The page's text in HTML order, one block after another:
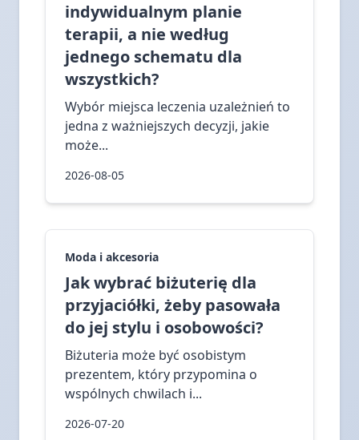
indywidualnym planie
terapii, a nie według
jednego schematu dla
wszystkich?
Wybór miejsca leczenia uzależnień to
jedna z ważniejszych decyzji, jakie
może...
2026-08-05
Moda i akcesoria
Jak wybrać biżuterię dla
przyjaciółki, żeby pasowała
do jej stylu i osobowości?
Biżuteria może być osobistym
prezentem, który przypomina o
wspólnych chwilach i...
2026-07-20